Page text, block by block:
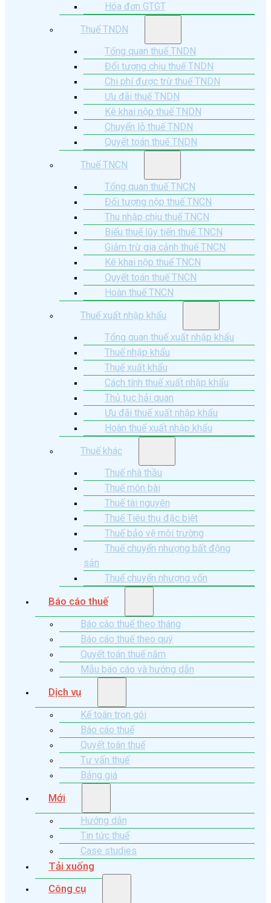
Hóa đơn GTGT
Thuế TNDN
Tổng quan thuế TNDN
Đối tượng chịu thuế TNDN
Chi phí được trừ thuế TNDN
Ưu đãi thuế TNDN
Kê khai nộp thuế TNDN
Chuyển lỗ thuế TNDN
Quyết toán thuế TNDN
Thuế TNCN
Tổng quan thuế TNCN
Đối tượng nộp thuế TNCN
Thu nhập chịu thuế TNCN
Biểu thuế lũy tiến thuế TNCN
Giảm trừ gia cảnh thuế TNCN
Kê khai nộp thuế TNCN
Quyết toán thuế TNCN
Hoàn thuế TNCN
Thuế xuất nhập khẩu
Tổng quan thuế xuất nhập khẩu
Thuế nhập khẩu
Thuế xuất khẩu
Cách tính thuế xuất nhập khẩu
Thủ tục hải quan
Ưu đãi thuế xuất nhập khẩu
Hoàn thuế xuất nhập khẩu
Thuế khác
Thuế nhà thầu
Thuế môn bài
Thuế tài nguyên
Thuế Tiêu thụ đặc biệt
Thuế bảo vệ môi trường
Thuế chuyển nhượng bất động
sản
Thuế chuyển nhượng vốn
Báo cáo thuế
Báo cáo thuế theo tháng
Báo cáo thuế theo quý
Quyết toán thuế năm
Mẫu báo cáo và hướng dẫn
Dịch vụ
Kế toán trọn gói
Báo cáo thuế
Quyết toán thuế
Tư vấn thuế
Bảng giá
Mới
Hướng dẫn
Tin tức thuế
Case studies
Tải xuống
Công cụ